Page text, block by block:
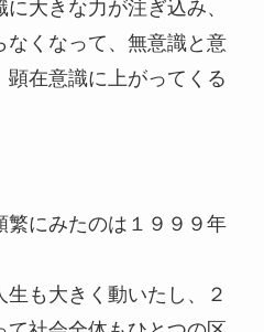
大きな力が注ぎ込み、
なくなって、無意識と意
在意識に上がってくる
にみたのは１９９９年
も大きく動いたし、２